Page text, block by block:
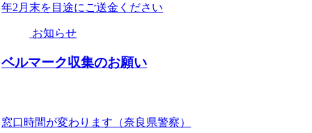
年2月末を目途にご送金ください
お知らせ
ベルマーク収集のお願い
窓口時間が変わります（奈良県警察）